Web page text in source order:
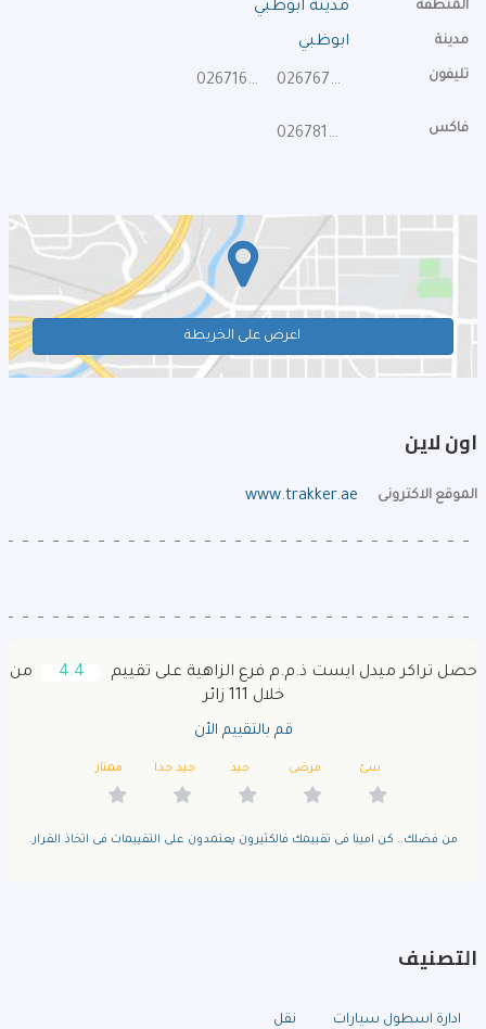
المنطقة مدينة ابوظبي
مدينة ابوظبي
تليفون 026767779
026716671
فاكس 026781717
اعرض على الخريطة
اون لاين
الموقع الاكترونى www.trakker.ae
حصل تراكر ميدل ايست ذ.م.م فرع الزاهية على تقييم 4.4
من
خلال 111 زائر
قم بالتقييم الأن
سئ مرضى جيد جيد جدا ممتاز
من فضلك.. كن امينا فى تقييمك فالكثيرون يعتمدون على التقييمات فى اتخاذ القرار.
التصنيف
ادارة اسطول سيارات نقل